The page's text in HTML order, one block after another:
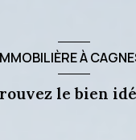
À
le bien